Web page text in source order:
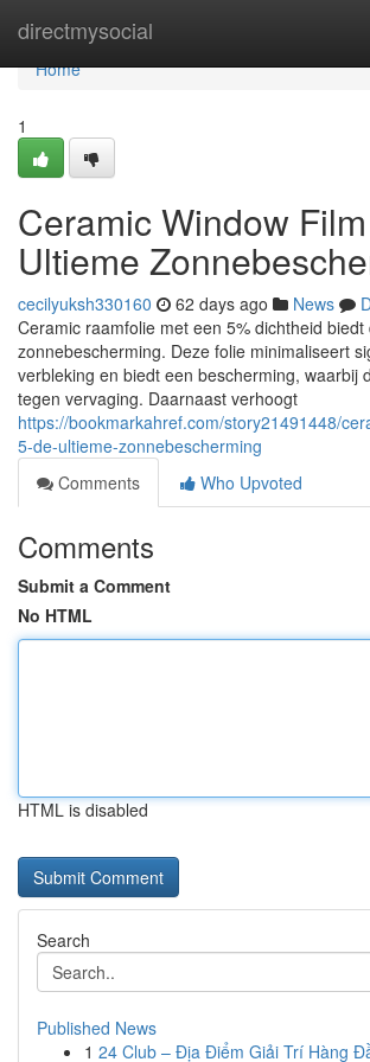
directmysocial
Home
Home
1
Ceramic Window
Ultieme
cecilyuksh330160 62 days ago News
Ceramic raamfolie met een 5% dichtheid
zonnebescherming. Deze folie minimaliseert
verbleking en biedt een bescherming, waarbij
tegen vervaging. Daarnaast verhoogt
https://bookmarkahref.com/story21491448/
5-de-ultieme-zonnebescherming
Comments
Who Upvoted
Comments
Submit a Comment
No HTML
HTML is disabled
Search
Published News
1 24 Club – Địa Điểm Giải Trí Hàng